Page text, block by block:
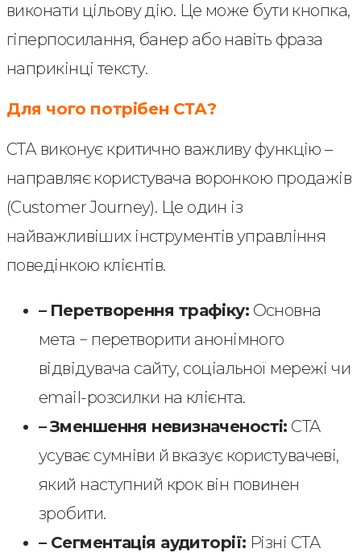
виконати цільову дію. Це може бути кнопка,
гіперпосилання, банер або навіть фраза
наприкінці тексту.
Для чого потрібен СТА?
СТА виконує критично важливу функцію –
направляє користувача воронкою продажів
(Customer Journey). Це один із
найважливіших інструментів управління
поведінкою клієнтів.
– Перетворення трафіку: Основна
мета − перетворити анонімного
відвідувача сайту, соціальної мережі чи
email-розсилки на клієнта.
–Зменшення невизначеності: CTA
усуває сумніви й вказує користувачеві,
який наступний крок він повинен
зробити.
– Сегментація аудиторії: Різні CTA